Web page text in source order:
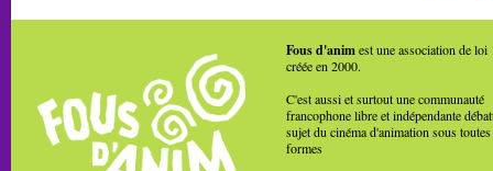
Fous d'animest une association de loi
créée en 2000.
C'est aussi et surtout une communauté
francophone libre et indépendante
sujet du cinéma d'animation sous toutes
formes